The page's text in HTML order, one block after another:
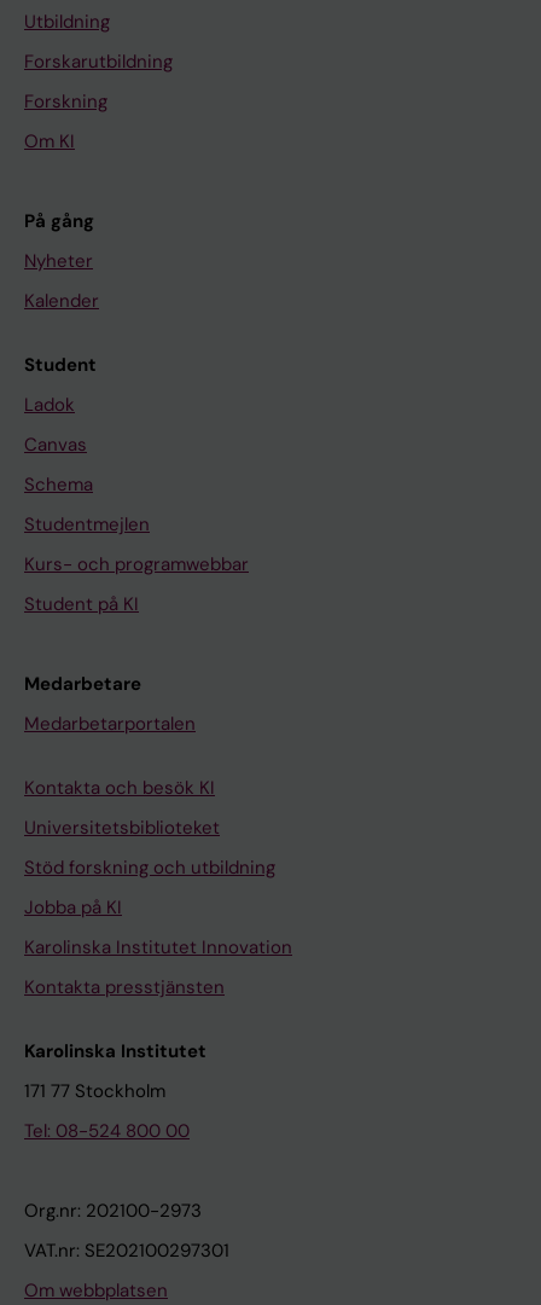
Utbildning
Forskarutbildning
Forskning
Om KI
På gång
Nyheter
Kalender
Student
Ladok
Canvas
Schema
Studentmejlen
Kurs- och programwebbar
Student på KI
Medarbetare
Medarbetarportalen
Kontakta och besök KI
Universitetsbiblioteket
Stöd forskning och utbildning
Jobba på KI
Karolinska Institutet Innovation
Kontakta presstjänsten
Karolinska Institutet
171 77 Stockholm
Tel: 08-524 800 00
Org.nr: 202100-2973
VAT.nr: SE202100297301
Om webbplatsen